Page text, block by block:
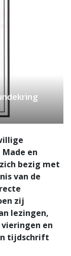
en
bezig met
van de
zij
lezingen,
en
tijdschrift